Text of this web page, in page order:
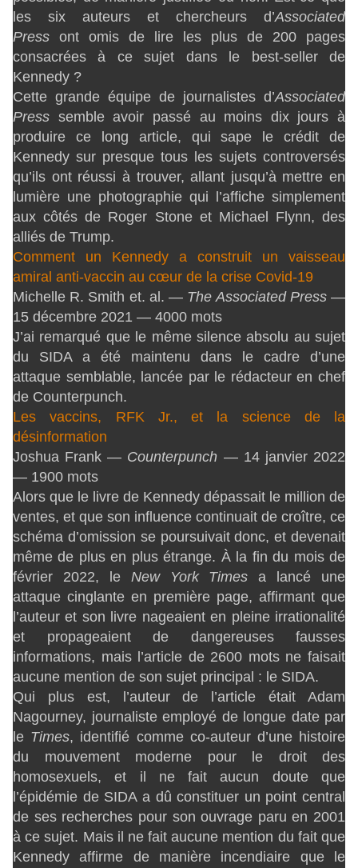
les six auteurs et chercheurs d’Associated
Press ont omis de lire les plus de 200 pages
consacrées à ce sujet dans le best-seller de
Kennedy ?
Cette grande équipe de journalistes d’Associated
Press semble avoir passé au moins dix jours à
produire ce long article, qui sape le crédit de
Kennedy sur presque tous les sujets controversés
qu’ils ont réussi à trouver, allant jusqu’à mettre en
lumière une photographie qui l’affiche simplement
aux côtés de Roger Stone et Michael Flynn, des
alliés de Trump.
Comment un Kennedy a construit un vaisseau
amiral anti-vaccin au cœur de la crise Covid-19
Michelle R. Smith et. al. — The Associated Press —
15 décembre 2021 — 4000 mots
J’ai remarqué que le même silence absolu au sujet
du SIDA a été maintenu dans le cadre d’une
attaque semblable, lancée par le rédacteur en chef
de Counterpunch.
Les vaccins, RFK Jr., et la science de la
désinformation
Joshua Frank — Counterpunch — 14 janvier 2022
— 1900 mots
Alors que le livre de Kennedy dépassait le million de
ventes, et que son influence continuait de croître, ce
schéma d’omission se poursuivait donc, et devenait
même de plus en plus étrange. À la fin du mois de
février 2022, le
New York Times
a lancé une
attaque cinglante en première page, affirmant que
l’auteur et son livre nageaient en pleine irrationalité
et propageaient de dangereuses fausses
informations, mais l’article de 2600 mots ne faisait
aucune mention de son sujet principal : le SIDA.
Qui plus est, l’auteur de l’article était Adam
Nagourney, journaliste employé de longue date par
le Times, identifié comme co-auteur d’une histoire
du mouvement moderne pour le droit des
homosexuels, et il ne fait aucun doute que
l’épidémie de SIDA a dû constituer un point central
de ses recherches pour son ouvrage paru en 2001
à ce sujet. Mais il ne fait aucune mention du fait que
Kennedy affirme de manière incendiaire que le